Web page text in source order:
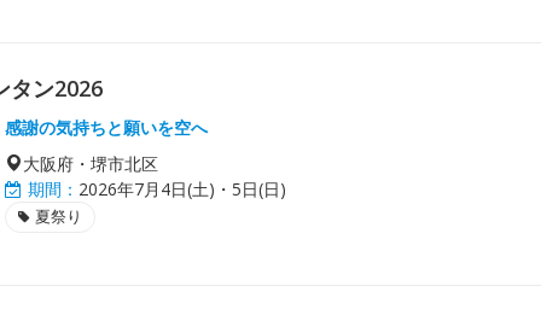
タン2026
感謝の気持ちと願いを空へ
大阪府・堺市北区
期間： 2026年7月4日(土)・5日(日)
夏祭り